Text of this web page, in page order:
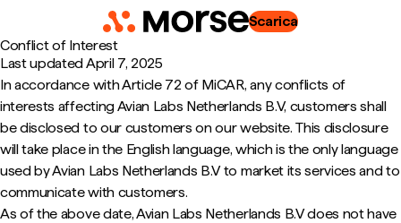
Scarica
Conflict of Interest
Last updatedApril 7, 2025
In accordance with Article 72 of MiCAR, any conflicts of
interests affecting Avian Labs Netherlands B.V, customers shall
be disclosed to our customers on our website. This disclosure
will take place in the English language, which is the only language
used by Avian Labs Netherlands B.V to market its services and to
communicate with customers.
As of the above date, Avian Labs Netherlands B.V does not have